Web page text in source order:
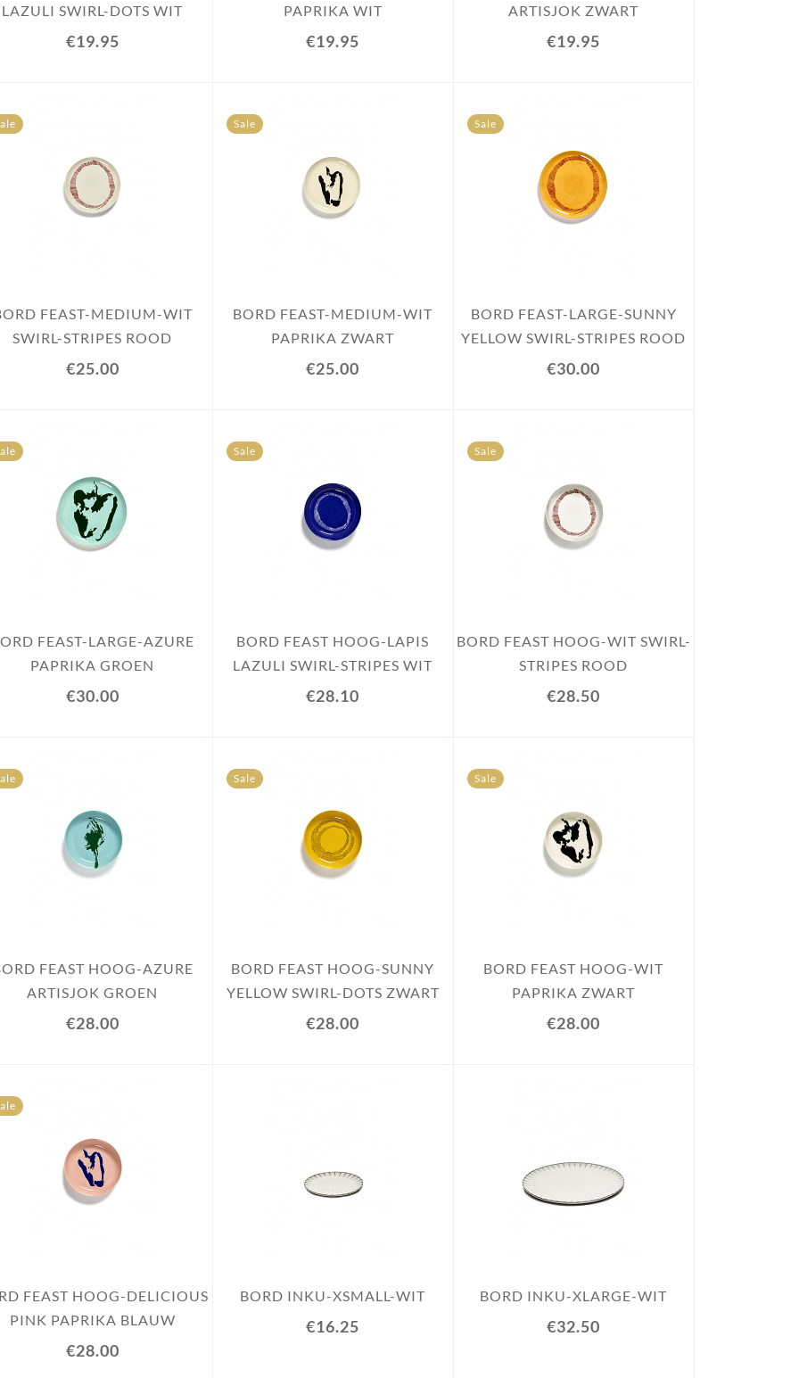
LAZULI SWIRL-DOTS WIT
€19.95
PAPRIKA WIT
€19.95
ARTISJOK ZWART
€19.95
FEAST-MEDIUM-WIT
SWIRL-STRIPES ROOD
€25.00
Sale
BORD FEAST-MEDIUM-WIT
PAPRIKA ZWART
€25.00
Sale
BORD FEAST-LARGE-SUNNY
YELLOW SWIRL-STRIPES ROOD
€30.00
FEAST-LARGE-AZURE
PAPRIKA GROEN
€30.00
Sale
BORD FEAST HOOG-LAPIS
LAZULI SWIRL-STRIPES WIT
€28.10
Sale
BORD FEAST HOOG-WIT SWIRL-
STRIPES ROOD
€28.50
FEAST HOOG-AZURE
ARTISJOK GROEN
€28.00
Sale
BORD FEAST HOOG-SUNNY
YELLOW SWIRL-DOTS ZWART
€28.00
Sale
BORD FEAST HOOG-WIT
PAPRIKA ZWART
€28.00
FEAST HOOG-DELICIOUS
PINK PAPRIKA BLAUW
€28.00
BORD INKU-XSMALL-WIT
€16.25
BORD INKU-XLARGE-WIT
€32.50